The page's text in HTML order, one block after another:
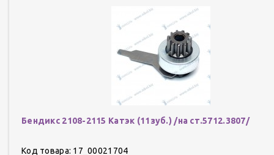
Бендикс 2108-2115 Катэк (11зуб.) /на ст.5712.3807/
Код товара: 17_00021704